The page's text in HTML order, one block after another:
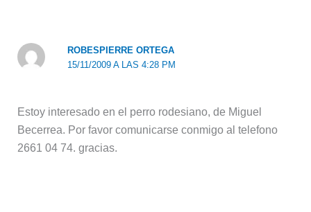
ROBESPIERRE ORTEGA
15/11/2009 A LAS 4:28 PM
Estoy interesado en el perro rodesiano, de Miguel
Becerrea. Por favor comunicarse conmigo al telefono
2661 04 74. gracias.